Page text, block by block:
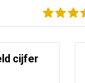
cijfer